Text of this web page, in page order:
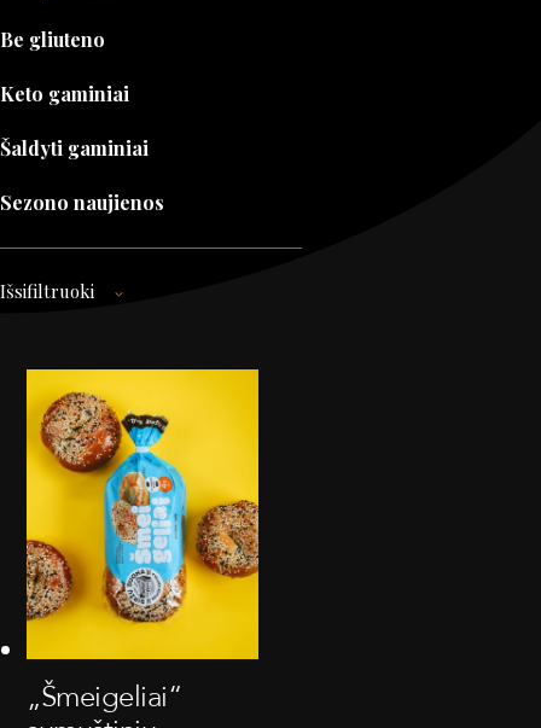
Be gliuteno
Keto gaminiai
Šaldyti gaminiai
Sezono naujienos
Išsifiltruoki
„Šmeigeliai“